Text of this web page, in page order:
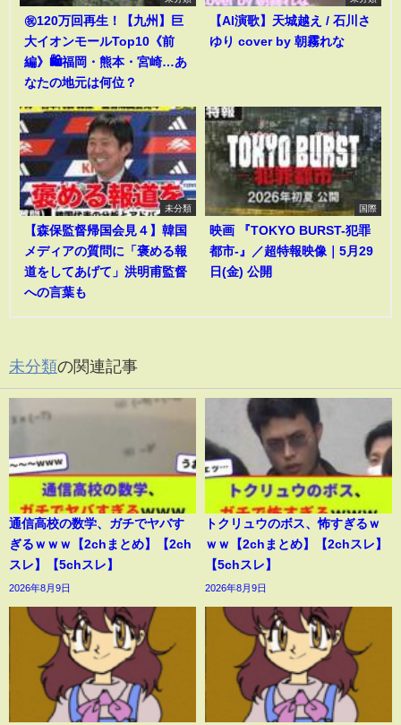
㊗️120万回再生！【九州】巨
大イオンモールTop10《前
編》🛍️福岡・熊本・宮崎…あ
なたの地元は何位？
【AI演歌】天城越え / 石川さ
ゆり cover by 朝霧れな
未分類
【森保監督帰国会見４】韓国
メディアの質問に「褒める報
道をしてあげて」洪明甫監督
への言葉も
国際
映画 『TOKYO BURST-犯罪
都市-』／超特報映像｜5月29
日(金) 公開
未分類の関連記事
通信高校の数学、ガチでヤバす
ぎるｗｗｗ【2chまとめ】【2ch
スレ】【5chスレ】
2026年8月9日
トクリュウのボス、怖すぎるｗ
ｗｗ【2chまとめ】【2chスレ】
【5chスレ】
2026年8月9日